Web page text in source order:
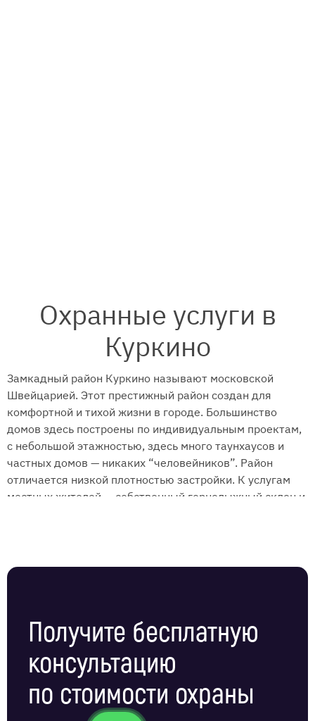
Охранные услуги в
Куркино
Замкадный район Куркино называют московской
Швейцарией. Этот престижный район создан для
комфортной и тихой жизни в городе. Большинство
домов здесь построены по индивидуальным проектам,
с небольшой этажностью, здесь много таунхаусов и
частных домов — никаких “человейников”. Район
отличается низкой плотностью застройки. К услугам
местных жителей — собственный горнолыжный склон и
Мы обеспечиваем защиту людей, массовых
парковки, склады, строительные и производственные
площадки, жилые комплексы, медицинские,
технические и спортивные учреждения.
Мы создали отдельное структурное подразделение для
работы в Северо-Западном административном округе
и, в частности, в районе Куркино. Такая специализация
Получите бесплатную
консультацию
по стоимости охраны